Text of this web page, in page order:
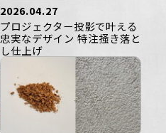
2026.04.27
プロジェクター投影で叶える
忠実なデザイン 特注掻き落と
し仕上げ